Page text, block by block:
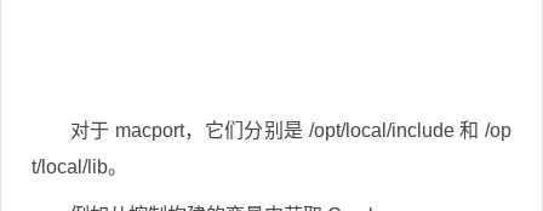
对于 macport，它们分别是 /opt/local/include 和 /op
t/local/lib。